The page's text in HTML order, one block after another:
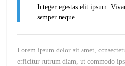
Integer egestas elit ipsum.
semper neque.
Lorem ipsum dolor sit amet,
efficitur rutrum diam, ut commodo